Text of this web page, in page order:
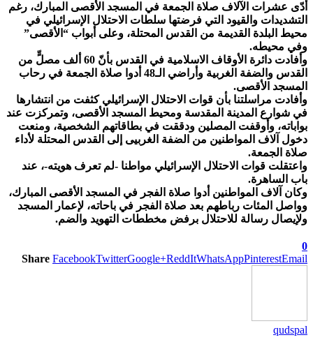
أدّى عشرات الآلاف صلاة الجمعة في المسجد الأقصى المبارك، رغم
التشديدات والقيود التي فرضتها سلطات الاحتلال الإسرائيلي في
محيط البلدة القديمة من القدس المحتلة، وعلى أبواب “الأقصى”
وفي محيطه.
وأفادت دائرة الأوقاف الاسلامية في القدس بأنّ 60 ألف مصلٍّ من
القدس والضفة الغربية وأراضي الـ48 أدوا صلاة الجمعة في رحاب
المسجد الأقصى.
وأفادت مراسلتنا بأن قوات الاحتلال الإسرائيلي كثفت من انتشارها
في شوارع المدينة المقدسة ومحيط المسجد الأقصى، وتمركزت عند
بواباته، وأوقفت المصلين ودققت في بطاقاتهم الشخصية، ومنعت
دخول آلاف المواطنين من الضفة الغربيى إلى القدس المحتلة لأداء
صلاة الجمعة.
واعتقلت قوات الاحتلال الإسرائيلي مواطنا -لم تعرف هويته-، عند
باب الساهرة.
وكان آلاف المواطنين أدوا صلاة الفجر في المسجد الأقصى المبارك،
وواصل المئات رباطهم بعد صلاة الفجر في باحاته، لإعمار المسجد
ولإيصال رسالة للاحتلال برفض مخططات التهويد والضم.
0
Share FacebookTwitterGoogle+ReddItWhatsAppPinterestEmail
qudspal